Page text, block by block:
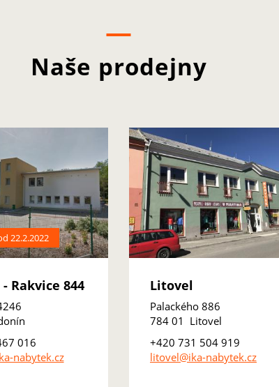
Naše prodejny
22.2.2022
Rakvice 844
016
nabytek.cz
Litovel
Palackého 886
784 01 Litovel
+420 731 504 919
litovel@ika-nabytek.cz